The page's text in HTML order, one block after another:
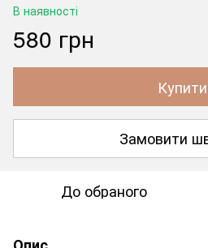
В наявності
580 грн
Купити
Замовити
До обраного